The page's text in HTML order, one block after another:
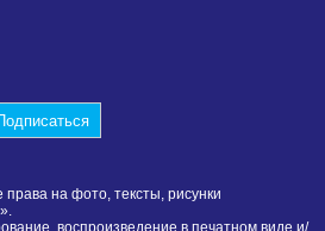
на фото, тексты, рисунки